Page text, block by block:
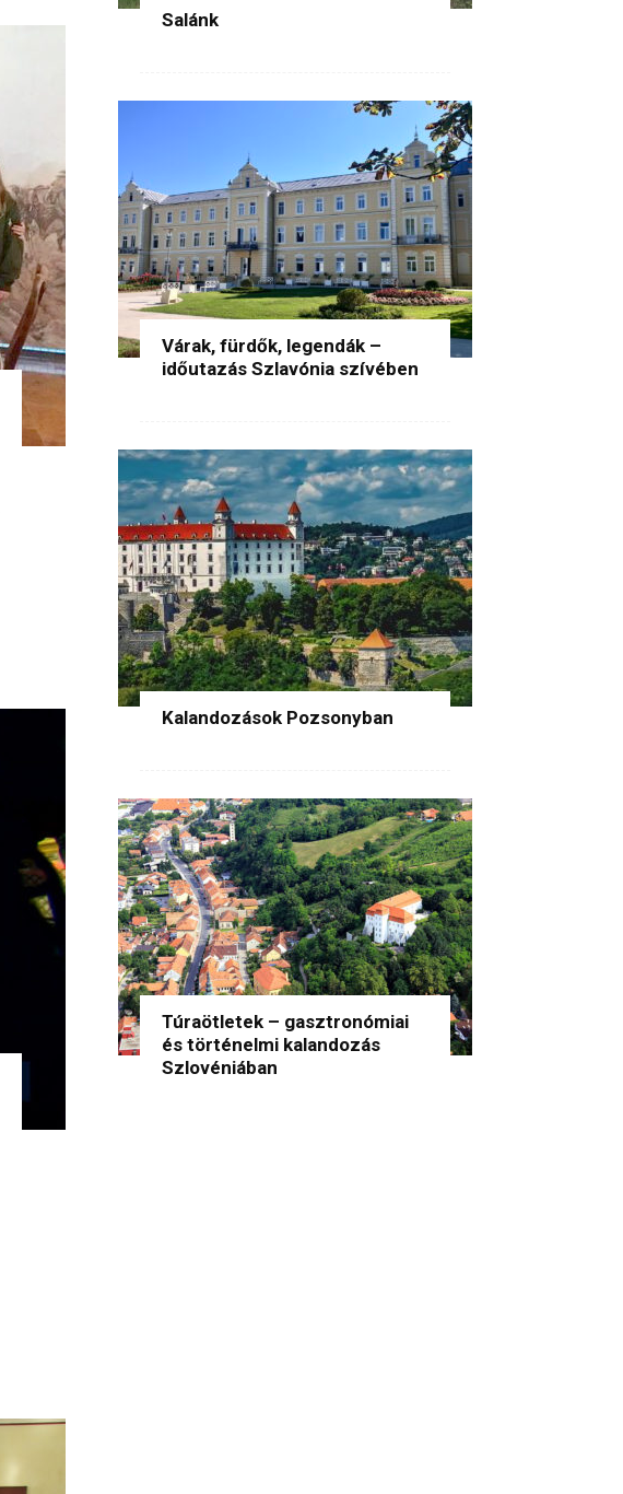
Salánk
Várak, fürdők, legendák –
időutazás Szlavónia szívében
Kalandozások Pozsonyban
Túraötletek – gasztronómiai
és történelmi kalandozás
Szlovéniában